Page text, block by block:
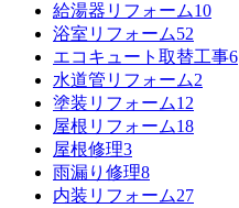
給湯器リフォーム10
浴室リフォーム52
エコキュート取替工事6
水道管リフォーム2
塗装リフォーム12
屋根リフォーム18
屋根修理3
雨漏り修理8
内装リフォーム27